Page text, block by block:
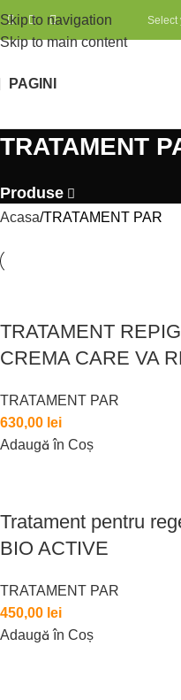
Skip to navigation
Skip to main content
Select
PAGINI
TRATAMENT
Produse
Acasa TRATAMENT PAR
TRATAMENT
CREMA CARE VA
TRATAMENT PAR
630,00 lei
Adaugă în Coș
Tratament pentru
BIO ACTIVE
TRATAMENT PAR
450,00 lei
Adaugă în Coș